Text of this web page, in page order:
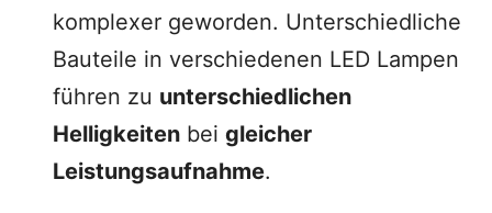
komplexer geworden. Unterschiedliche
Bauteile in verschiedenen LED Lampen
führen zu unterschiedlichen
Helligkeiten bei gleicher
Leistungsaufnahme.